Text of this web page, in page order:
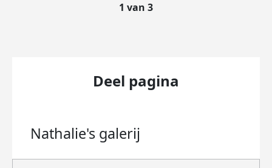
1 van 3
Deel pagina
Nathalie's galerij